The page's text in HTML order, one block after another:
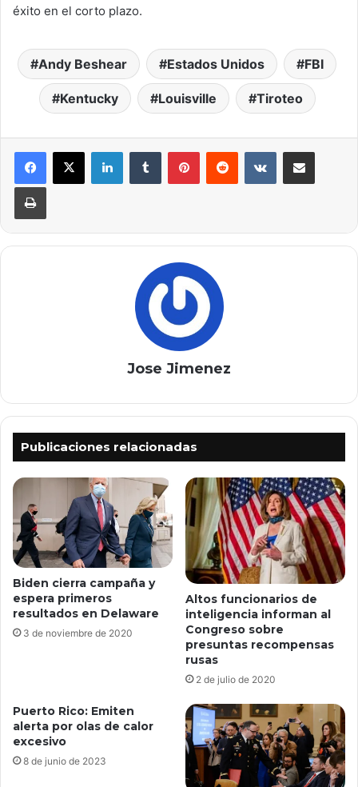
éxito en el corto plazo.
Andy Beshear Estados Unidos FBI
Kentucky Louisville Tiroteo
LinkedInTumblr PinterestReddit VKontakteCompartir por correo
Imprimir
Jose Jimenez
Publicaciones relacionadas
Biden cierra campaña y
espera primeros
resultados en Delaware
3 de noviembre de 2020
Altos funcionarios de
inteligencia informan al
Congreso sobre
presuntas recompensas
rusas
2 de julio de 2020
Puerto Rico: Emiten
alerta por olas de calor
excesivo
8 de junio de 2023